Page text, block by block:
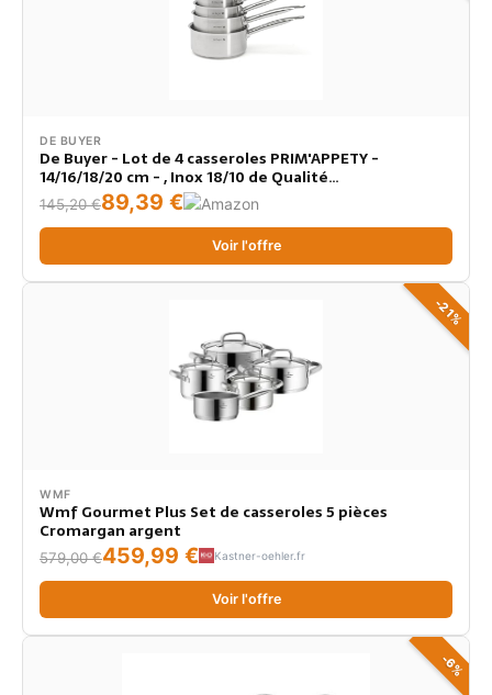
DE BUYER
De Buyer - Lot de 4 casseroles PRIM'APPETY -
14/16/18/20 cm - , Inox 18/10 de Qualité
Professionnelle, Fond Magnétique Épais pour Cuisson
Maîtrisée, Tous Feux + Four, Finition Poli Brossé
145,20 €89,39 €
Voir l'offre
-21%
WMF
Wmf Gourmet Plus Set de casseroles 5 pièces
Cromargan argent
579,00 €459,99 € Kastner-oehler.fr
Voir l'offre
-6%